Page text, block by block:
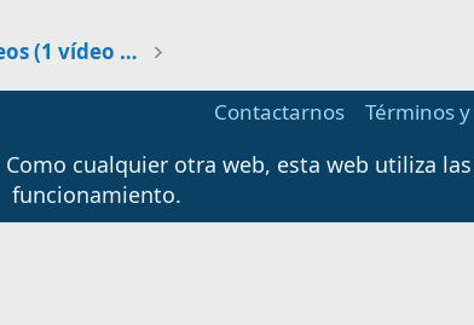
Promociona tus vídeos (1 vídeo al día)
Contactarnos Términos
Como cualquier otra web, esta web utiliza
funcionamiento.